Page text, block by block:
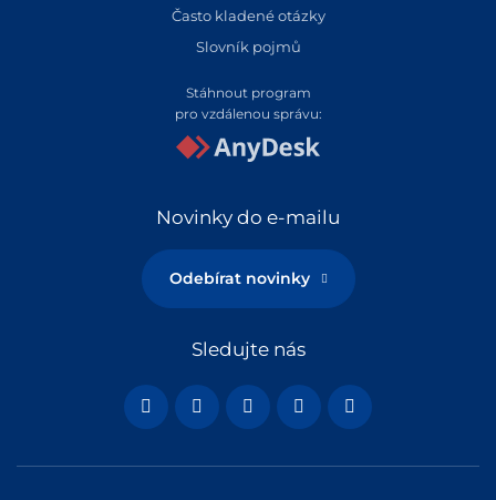
Často kladené otázky
Slovník pojmů
Stáhnout program
pro vzdálenou správu:
Novinky do e-mailu
Odebírat novinky
Sledujte nás